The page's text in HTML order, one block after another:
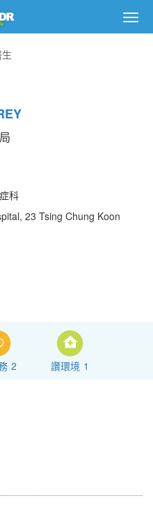
科
23 Tsing Chung Koon
2 讚環境 1